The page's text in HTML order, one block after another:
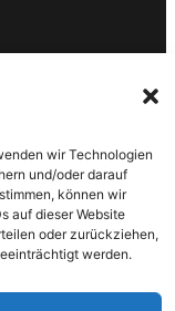
wir Technologien
und/oder darauf
können wir
auf dieser Website
oder zurückziehen,
werden.
G-Pay